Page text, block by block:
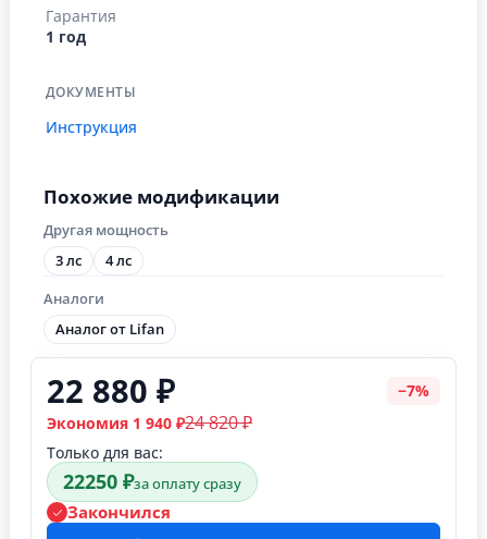
Похожие модификации
Другая мощность
3 лс 4 лс
Аналоги
Аналог от Lifan
Гарантия
1 год
ДОКУМЕНТЫ
Инструкция
22 880 ₽ −7%
24 820 ₽
Экономия 1 940 ₽
Только для вас:
22250 ₽за оплату сразу
Закончился